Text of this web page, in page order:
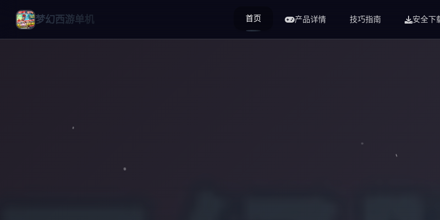
梦幻西游单机 首页 产品详情 技巧指南 安全下